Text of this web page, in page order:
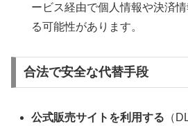
ービス経由で個人情報や決済
る可能性があります。
合法で安全な代替手段
公式販売サイトを利用する （